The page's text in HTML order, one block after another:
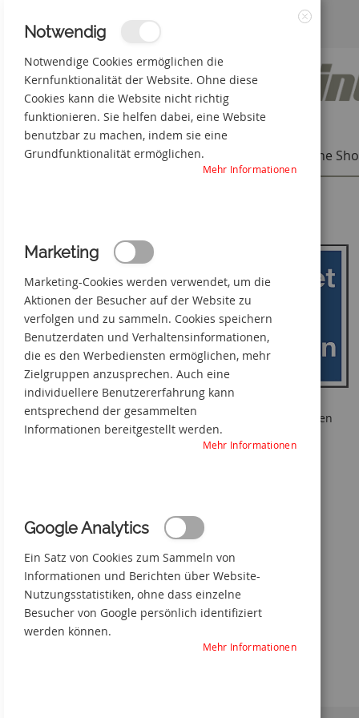
Inhalt
springen
3% Online-Rabatt +49(0) 50 66 98 09-0
Individuelle Produkte Online
Ende
Bildgalerie
springen
Achtung geerdet und kurzgeschlossen
Notwendig
Notwendige Cookies ermöglichen die
Kernfunktionalität der Website. Ohne diese
Cookies kann die Website nicht richtig
funktionieren. Sie helfen dabei, eine Website
benutzbar zu machen, indem sie eine
Grundfunktionalität ermöglichen.
Mehr Informationen
Marketing
Marketing-Cookies werden verwendet, um die
Aktionen der Besucher auf der Website zu
verfolgen und zu sammeln. Cookies speichern
Benutzerdaten und Verhaltensinformationen,
die es den Werbediensten ermöglichen, mehr
Zielgruppen anzusprechen. Auch eine
individuellere Benutzererfahrung kann
entsprechend der gesammelten
Informationen bereitgestellt werden.
Mehr Informationen
Google Analytics
Ein Satz von Cookies zum Sammeln von
Informationen und Berichten über Website-
Nutzungsstatistiken, ohne dass einzelne
Besucher von Google persönlich identifiziert
werden können.
Mehr Informationen